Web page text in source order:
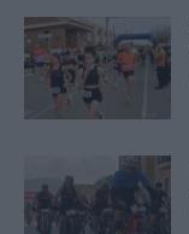
to
verify
that
you